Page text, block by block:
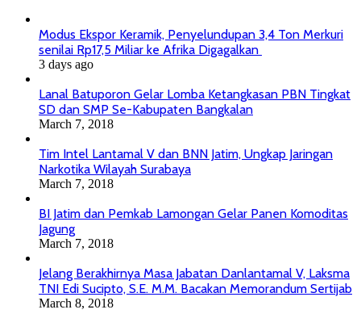
Modus Ekspor Keramik, Penyelundupan 3,4 Ton Merkuri
senilai Rp17,5 Miliar ke Afrika Digagalkan
3 days ago
Lanal Batuporon Gelar Lomba Ketangkasan PBN Tingkat
SD dan SMP Se-Kabupaten Bangkalan
March 7, 2018
Tim Intel Lantamal V dan BNN Jatim, Ungkap Jaringan
Narkotika Wilayah Surabaya
March 7, 2018
BI Jatim dan Pemkab Lamongan Gelar Panen Komoditas
Jagung
March 7, 2018
Jelang Berakhirnya Masa Jabatan Danlantamal V, Laksma
TNI Edi Sucipto, S.E. M.M. Bacakan Memorandum Sertijab
March 8, 2018